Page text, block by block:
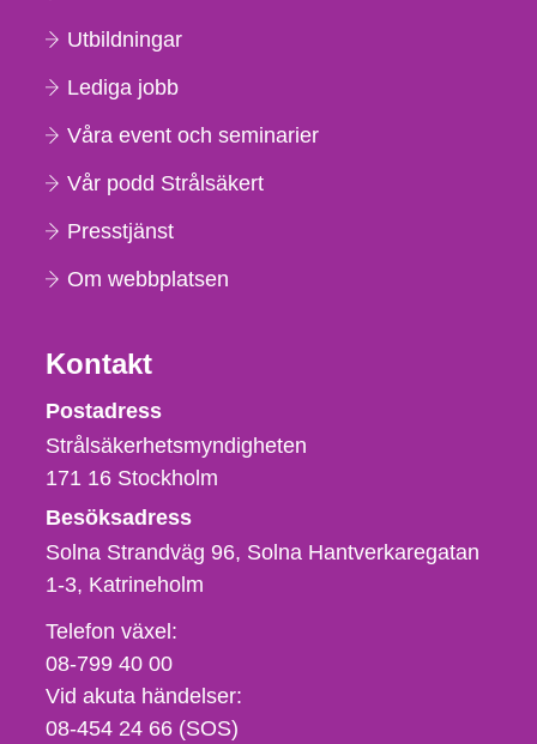
Utbildningar
Lediga jobb
Våra event och seminarier
Vår podd Strålsäkert
Presstjänst
Om webbplatsen
Kontakt
Strålsäkerhetsmyndigheten
Postadress
Strålsäkerhetsmyndigheten
171 16 Stockholm
Besöksadress
Solna Strandväg 96, Solna Hantverkaregatan
1-3 Katrineholm
Telefon,
fax
och
e-
Telefon växel:
08-799 40 00
Vid akuta händelser:
08-454 24 66 (SOS)